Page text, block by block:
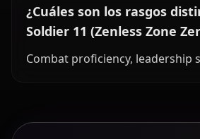
¿Cuáles son los rasgos
Soldier 11 (Zenless Zone
Combat proficiency, leadership